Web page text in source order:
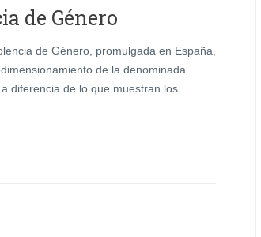
de Género
de Género, promulgada en España,
de la denominada
diferencia de lo que muestran los